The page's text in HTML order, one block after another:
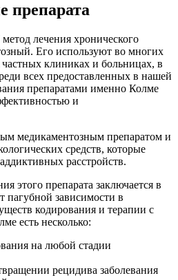
препарата
лечения хронического
Его используют во многих
клиниках и больницах, в
всех предоставленных в нашей
препаратами именно Колме
и
медикаментозным препаратом и
средств, которые
расстройств.
этого препарата заключается в
пагубной зависимости в
кодирования и терапии с
есть несколько:
на любой стадии
рецидива заболевания